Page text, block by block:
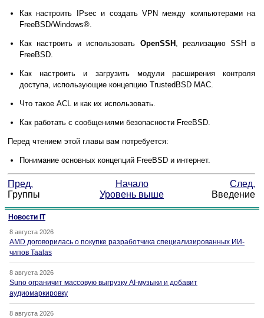
Как настроить IPsec и создать VPN между компьютерами на
FreeBSD/Windows®.
Как настроить и использовать OpenSSH , реализацию SSH в
FreeBSD.
Как настроить и загрузить модули расширения контроля
доступа, использующие концепцию TrustedBSD MAC.
Что такое ACL и как их использовать.
Как работать с сообщениями безопасности FreeBSD.
Перед чтением этой главы вам потребуется:
Понимание основных концепций FreeBSD и интернет.
Пред. Начало
След.
Группы
Уровень выше Введение
Новости IT
8 августа 2026
AMD договорилась о покупке разработчика специализированных ИИ-
чипов Taalas
8 августа 2026
Suno ограничит массовую выгрузку AI-музыки и добавит
аудиомаркировку
8 августа 2026